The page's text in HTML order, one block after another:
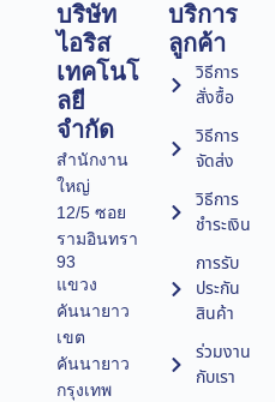
บริษัท
ไอริส
เทคโนโ
ลยี
จำกัด
สำนักงาน
ใหญ่
12/5 ซอย
รามอินทรา
93
แขวง
คันนายาว
เขต
คันนายาว
กรุงเทพ
บริการ
ลูกค้า
วิธีการ
สั่งซื้อ
วิธีการ
จัดส่ง
วิธีการ
ชำระเงิน
การรับ
ประกัน
สินค้า
ร่วมงาน
กับเรา